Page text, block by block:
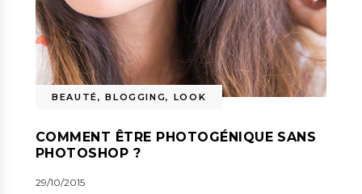
BEAUTÉ,BLOGGING, LOOK
COMMENT ÊTRE PHOTOGÉNIQUE SANS
PHOTOSHOP ?
29/10/2015